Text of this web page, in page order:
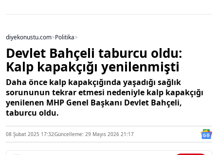
diyekonustu.com>Politika>
Devlet Bahçeli taburcu oldu:
Kalp kapakçığı yenilenmişti
Daha önce kalp kapakçığında yaşadığı sağlık
sorununun tekrar etmesi nedeniyle kalp kapakçığı
yenilenen MHP Genel Başkanı Devlet Bahçeli,
taburcu oldu.
08 Şubat 2025 17:32Güncelleme: 29 Mayıs 2026 21:17